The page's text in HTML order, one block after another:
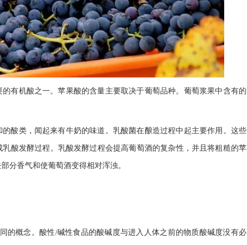
有机酸之一。苹果酸的含量主要取决于葡萄品种。葡萄浆果中含有的
酸类，闻起来有牛奶的味道。乳酸菌在酿造过程中起主要作用。这些
酸发酵过程。乳酸发酵过程会提高葡萄酒的复杂性，并且将粗糙的苹
分香气和使葡萄酒变得相对浑浊。
的概念。酸性/碱性食品的酸碱度与进入人体之前的物质酸碱度没有必